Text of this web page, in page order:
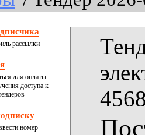
рассылки
для оплаты
доступа к
номер